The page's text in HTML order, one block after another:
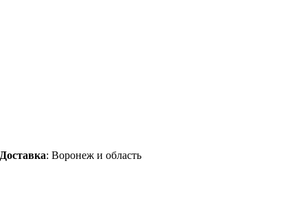
Доставка: Воронеж и область